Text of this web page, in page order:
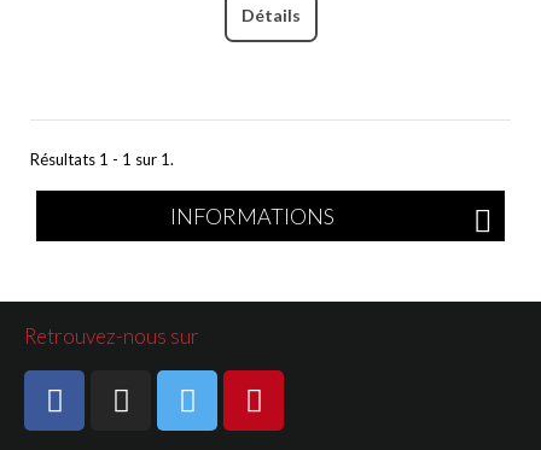
Détails
Résultats 1 - 1 sur 1.
INFORMATIONS
Retrouvez-nous sur